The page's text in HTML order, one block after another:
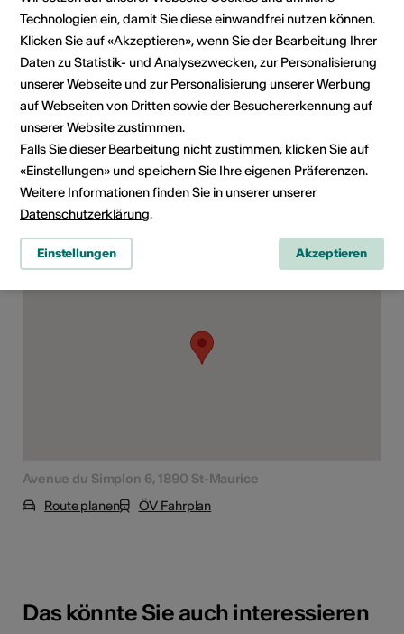
E-Mail
Webseite
Rubrik
Art der Veranstaltung
Weiteres
Altersfreigabe
Für alle
Veranstaltungsort
Avenue du Simplon 6, 1890 St-Maurice
Route planen
ÖV Fahrplan
Das könnte Sie auch interessieren
Technologien ein, damit Sie diese einwandfrei nutzen können.
Klicken Sie auf «Akzeptieren», wenn Sie der Bearbeitung Ihrer
Daten zu Statistik- und Analysezwecken, zur Personalisierung
unserer Webseite und zur Personalisierung unserer Werbung
auf Webseiten von Dritten sowie der Besuchererkennung auf
unserer Website zustimmen.
Falls Sie dieser Bearbeitung nicht zustimmen, klicken Sie auf
«Einstellungen» und speichern Sie Ihre eigenen Präferenzen.
Weitere Informationen finden Sie in unserer unserer
Datenschutzerklärung.
Einstellungen Akzeptieren